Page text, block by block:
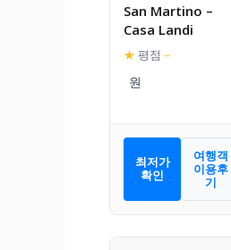
San Martino –
Casa Landi
★ 평점 –
최저가
확인
여행객
이용후
기